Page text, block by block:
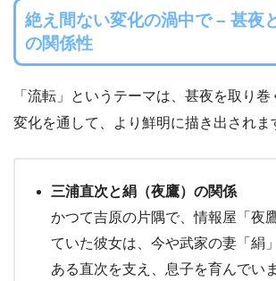
絶え間ない変化の渦中で – 甚夜
の関係性
「流転」というテーマは、甚夜を取り
変化を通して、より鮮明に描き出されま
三浦直次と絹（夜鷹）の関係
かつて吉原の片隅で、情報屋「夜
ていた彼女は、今や武家の妻「絹
ある直次を支え、息子を育んでい